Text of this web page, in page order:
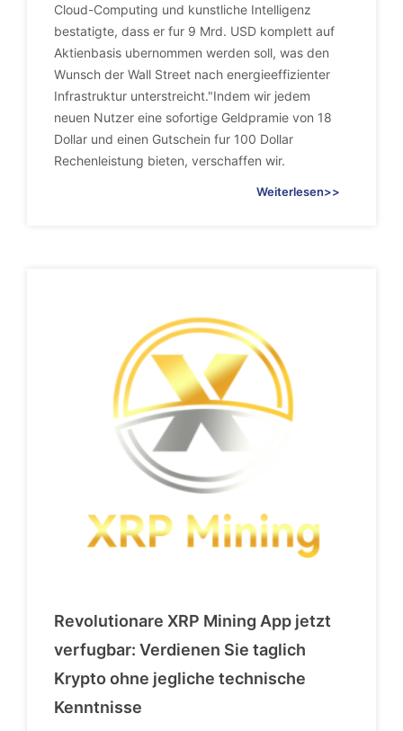
Cloud-Computing und kunstliche Intelligenz
bestatigte, dass er fur 9 Mrd. USD komplett auf
Aktienbasis ubernommen werden soll, was den
Wunsch der Wall Street nach energieeffizienter
Infrastruktur unterstreicht."Indem wir jedem
neuen Nutzer eine sofortige Geldpramie von 18
Dollar und einen Gutschein fur 100 Dollar
Rechenleistung bieten, verschaffen wir.
Weiterlesen>>
Revolutionare XRP Mining App jetzt
verfugbar: Verdienen Sie taglich
Krypto ohne jegliche technische
Kenntnisse